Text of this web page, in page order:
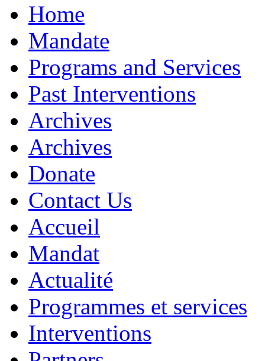
Home
Mandate
Programs and Services
Past Interventions
Archives
Archives
Donate
Contact Us
Accueil
Mandat
Actualité
Programmes et services
Interventions